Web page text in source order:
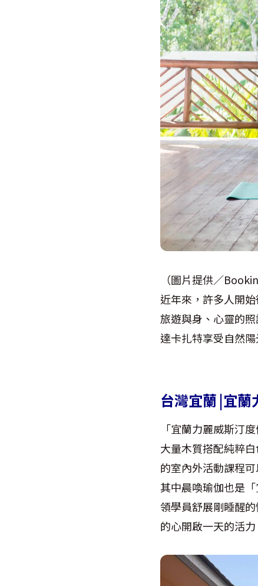
（圖片提供／
近年來，許多人開
旅遊與身、心靈的
達卡扎特享受自然
台灣宜蘭 |宜
「宜蘭力麗威斯汀
大量木質搭配純粹
的室內外活動課程
其中晨喚瑜伽也是
領學員舒展剛睡醒
的心開啟一天的活力